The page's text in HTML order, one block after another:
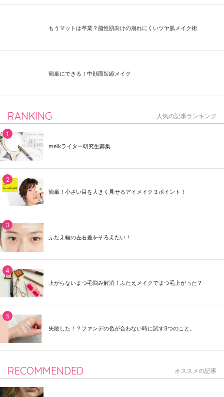
もうマットは卒業？脂性肌向けの崩れにくいツヤ肌メイク術
簡単にできる！中顔面短縮メイク
RANKING 人気の記事ランキング
meikライター研究生募集
簡単！小さい目を大きく見せるアイメイク３ポイント！
ふたえ幅の左右差をそろえたい！
上がらないまつ毛悩み解消！ふたえメイクでまつ毛上がった？
失敗した！？ファンデの色が合わない時に試す3つのこと。
RECOMMENDED オススメの記事